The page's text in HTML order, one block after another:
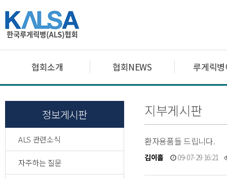
협회소개 협회NEWS 루게릭
정보게시판
ALS 관련소식
자주하는 질문
지부게시판
환자용품들 드립니다.
김이흘 09-07-29 16:21